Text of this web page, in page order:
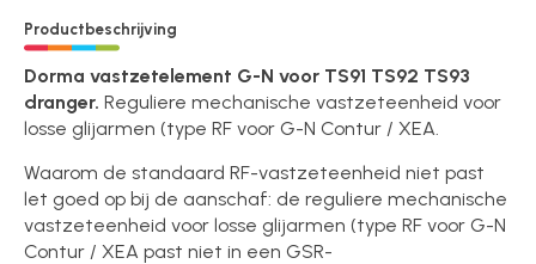
Productbeschrijving
Dorma vastzetelement G-N voor TS91 TS92 TS93
dranger.Reguliere mechanische vastzeteenheid voor
losse glijarmen (type RF voor G-N Contur / XEA.
Waarom de standaard RF-vastzeteenheid niet past
let goed op bij de aanschaf: de reguliere mechanische
vastzeteenheid voor losse glijarmen (type RF voor G-N
Contur / XEA past niet in een GSR-